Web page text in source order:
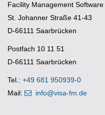
Facility Management Software
St. Johanner Straße 41-43
D-66111 Saarbrücken
Postfach 10 11 51
D-66111 Saarbrücken
Tel.: +49 681 950939-0
Mail:
info@visa-fm.de